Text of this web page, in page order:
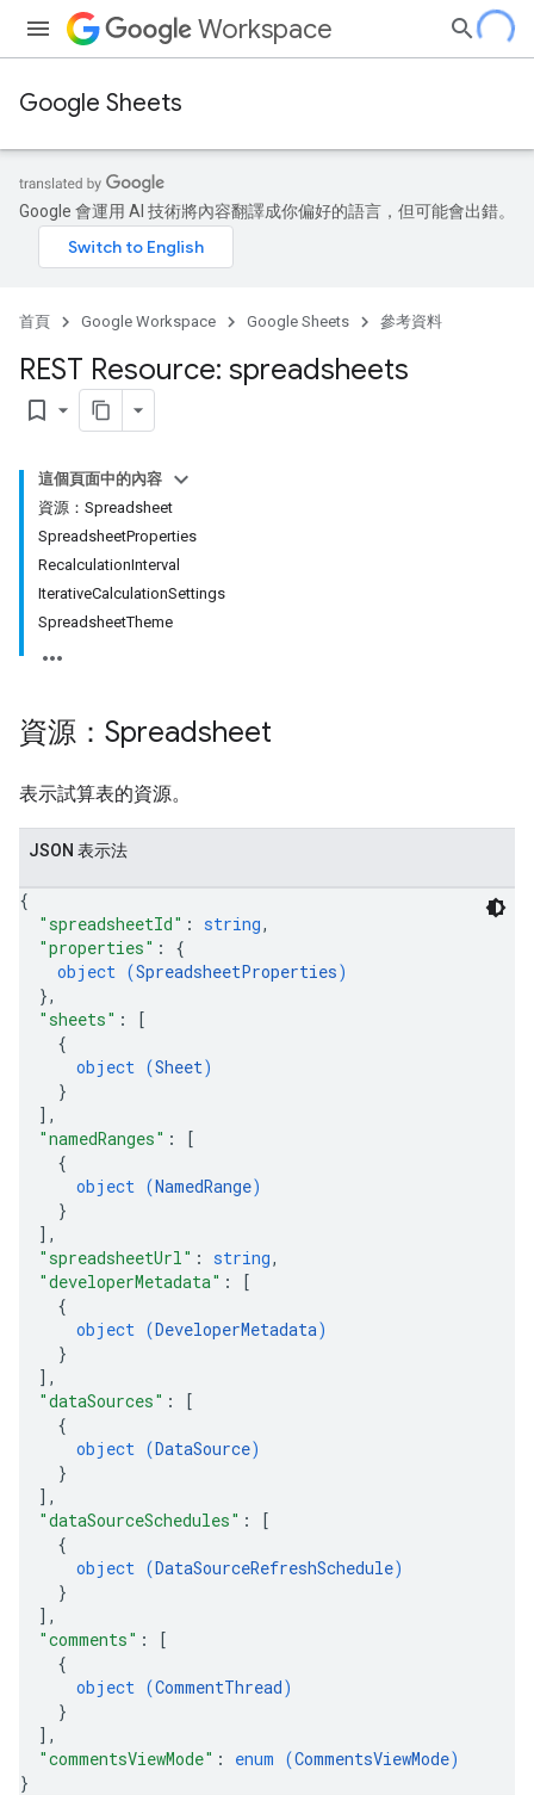
Workspace
Google Sheets
Google 會運用 AI 技術將內容翻譯成你偏好的語言，但可能會出錯。
首頁 Google Workspace Google Sheets 參考資料
REST Resource: spreadsheets
bookmark_border
這個頁面中的內容
資源：Spreadsheet
SpreadsheetProperties
RecalculationInterval
IterativeCalculationSettings
SpreadsheetTheme
資源：Spreadsheet
表示試算表的資源。
JSON 表示法
{
"spreadsheetId" : string,
"properties" : {
object (SpreadsheetProperties)
},
"sheets" :
[
{
object (Sheet)
}
] ,
"namedRanges" :
[
{
object (NamedRange)
}
] ,
"spreadsheetUrl" : string,
"developerMetadata" :
[
{
object (DeveloperMetadata)
}
] ,
"dataSources" :
[
{
object (DataSource)
}
] ,
"dataSourceSchedules" :
[
{
object (DataSourceRefreshSchedule)
}
] ,
"comments" :
[
{
object (CommentThread)
}
] ,
"commentsViewMode" : enum (CommentsViewMode)
}